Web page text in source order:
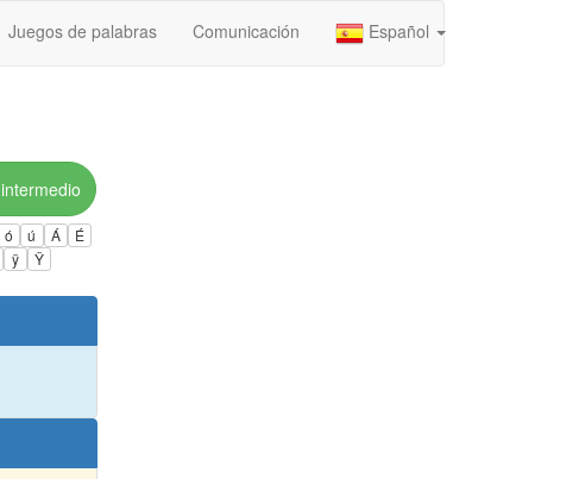
Juegos de palabras Comunicación Español
intermedio
ó ú Á
É
ÿ Ÿ